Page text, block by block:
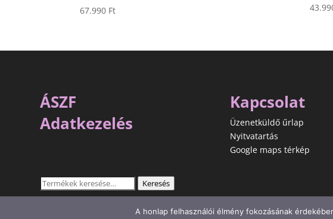
67.990 Ft
ÁSZF
Adatkezelés
Keresés
a
Keresés
Kapcsolat
Üzenetküldő űrlap
Nyitvatartás
Google maps térkép
A honlap felhasználói élmény fokozásának